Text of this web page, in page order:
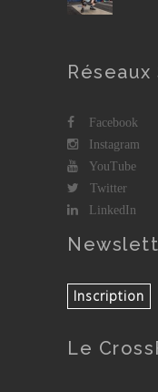
Réseaux
Facebook
Instagram
YouTube
Twitter
LinkedIn
Le